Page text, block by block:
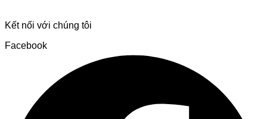
Kết nối với chúng tôi
Facebook